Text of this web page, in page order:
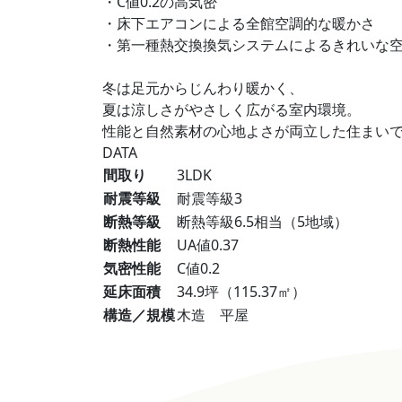
・床下エアコンによる全館空調的な暖かさ
・第一種熱交換換気システムによるきれいな
冬は足元からじんわり暖かく、
夏は涼しさがやさしく広がる室内環境。
性能と自然素材の心地よさが両立した住まいで
DATA
間取り
3LDK
耐震等級
耐震等級3
断熱等級
断熱等級6.5相当（5地域）
断熱性能
UA値0.37
気密性能
C値0.2
延床面積
34.9坪（115.37㎡）
構造／規模木造 平屋